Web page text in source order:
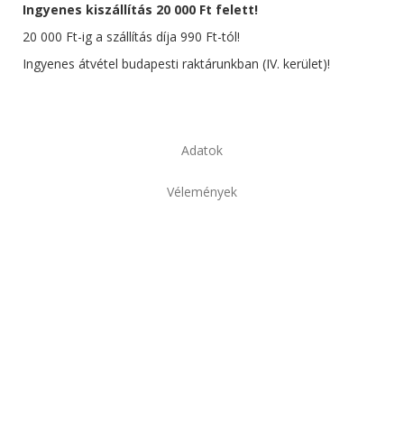
Ingyenes kiszállítás 20 000 Ft felett!
20 000 Ft-ig a szállítás díja 990 Ft-tól!
Ingyenes átvétel budapesti raktárunkban (IV. kerület)!
Adatok
Vélemények